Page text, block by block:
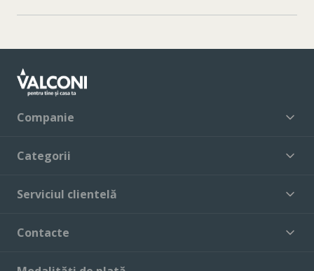
Companie
Categorii
Serviciul clientelă
Contacte